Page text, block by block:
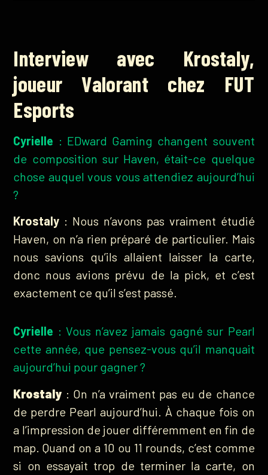
Interview avec Krostaly,
joueur Valorant chez FUT
Esports
Cyrielle : EDward Gaming changent souvent
de composition sur Haven, était-ce quelque
chose auquel vous vous attendiez aujourd’hui
?
Krostaly : Nous n’avons pas vraiment étudié
Haven, on n’a rien préparé de particulier. Mais
nous savions qu’ils allaient laisser la carte,
donc nous avions prévu de la pick, et c’est
exactement ce qu’il s’est passé.
Cyrielle : Vous n’avez jamais gagné sur Pearl
cette année, que pensez-vous qu’il manquait
aujourd’hui pour gagner ?
Krostaly : On n’a vraiment pas eu de chance
de perdre Pearl aujourd’hui. À chaque fois on
a l’impression de jouer différemment en fin de
map. Quand on a 10 ou 11 rounds, c’est comme
si on essayait trop de terminer la carte, on